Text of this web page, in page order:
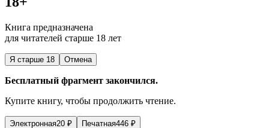
Книга предназначена
для читателей старше 18 лет
Я старше 18 Отмена
Бесплатный фрагмент закончился.
Купите книгу, чтобы продолжить чтение.
Электронная20 ₽ Печатная446 ₽